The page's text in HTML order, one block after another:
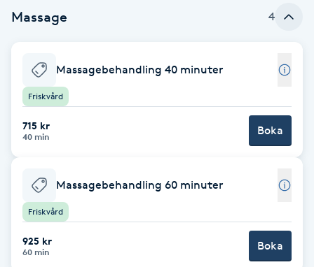
Babylights
Balayage
Bambumassage
Barber
Barnklippning
BIAB
Blowout
Massage 4
Massagebehandling 40 minuter
Friskvård
715 kr
40 min Boka
Massagebehandling 60 minuter
Friskvård
925 kr
60 min Boka